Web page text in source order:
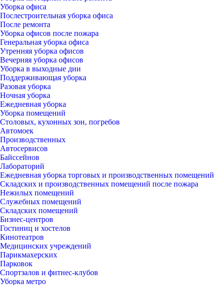
Уборка офиса
Послестроительная уборка офиса
После ремонта
Уборка офисов после пожара
Генеральная уборка офиса
Утренняя уборка офисов
Вечерняя уборка офисов
Уборка в выходные дни
Поддерживающая уборка
Разовая уборка
Ночная уборка
Ежедневная уборка
Уборка помещений
Столовых, кухонных зон, погребов
Автомоек
Производственных
Автосервисов
Байссейнов
Лабораторий
Ежедневная уборка торговых и производственных помещений
Складских и производственных помещений после пожара
Нежилых помещений
Служебных помещений
Складских помещений
Бизнес-центров
Гостиниц и хостелов
Кинотеатров
Медицинских учреждений
Парикмахерских
Парковок
Спортзалов и фитнес-клубов
Уборка метро